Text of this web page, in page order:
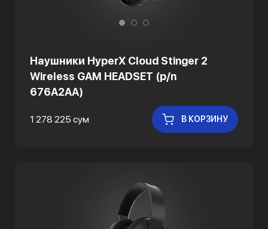
Наушники HyperX Cloud Stinger 2
Wireless GAM HEADSET (p/n
676A2AA)
1 278 225 сум В КОРЗИНУ